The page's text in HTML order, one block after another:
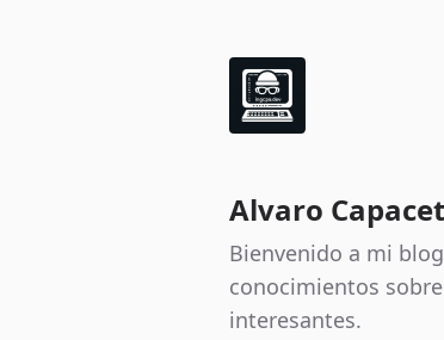
Alvaro
Bienvenido a mi
conocimientos
interesantes.